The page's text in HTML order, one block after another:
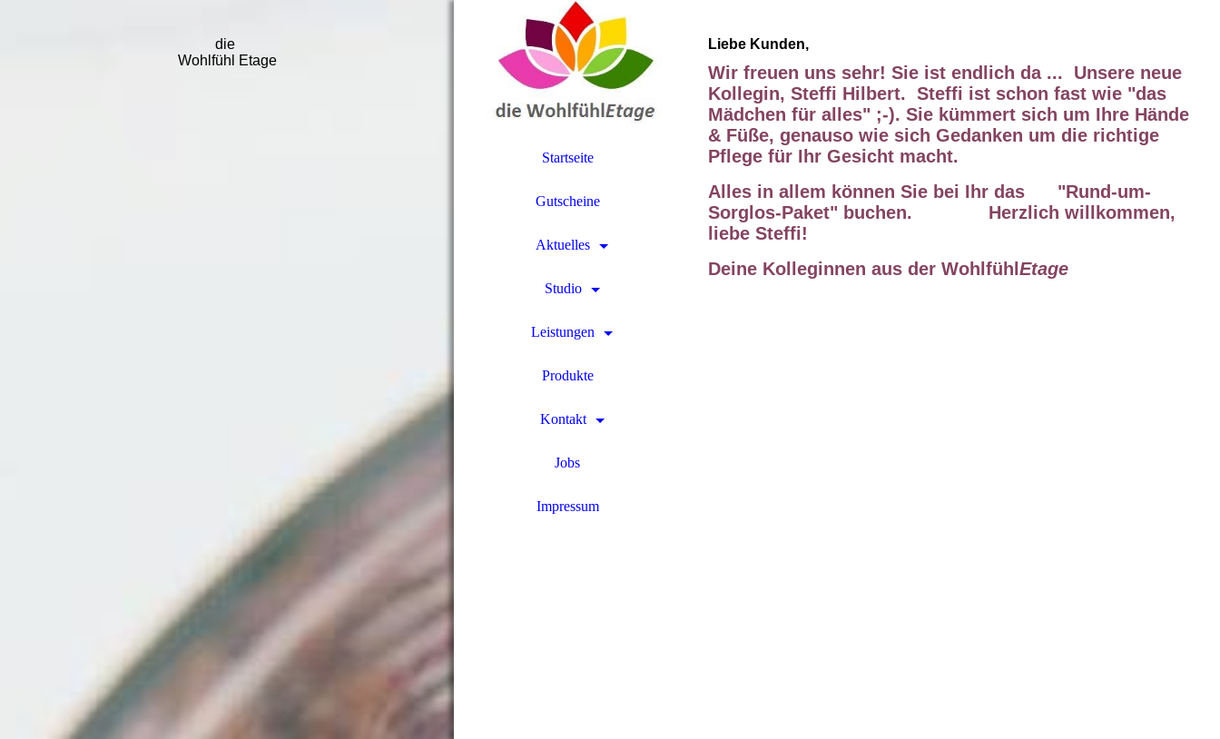
die
Wohlfühl Etage
Startseite
Gutscheine
Aktuelles
Studio
Leistungen
Produkte
Kontakt
Jobs
Impressum
Liebe Kunden,
Wir freuen uns sehr! Sie ist endlich da ... Unsere neue
Kollegin, Steffi Hilbert. Steffi ist schon fast wie "das
Mädchen für alles" ;-). Sie kümmert sich um Ihre Hände
& Füße, genauso wie sich Gedanken um die richtige
Pflege für Ihr Gesicht macht.
Alles in allem können Sie bei Ihr das "Rund-um-
Sorglos-Paket" buchen. Herzlich willkommen,
liebe Steffi!
Deine Kolleginnen aus der Wohlfühl Etage